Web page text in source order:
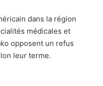
dans la région
médicales et
opposent un refus
leur terme.